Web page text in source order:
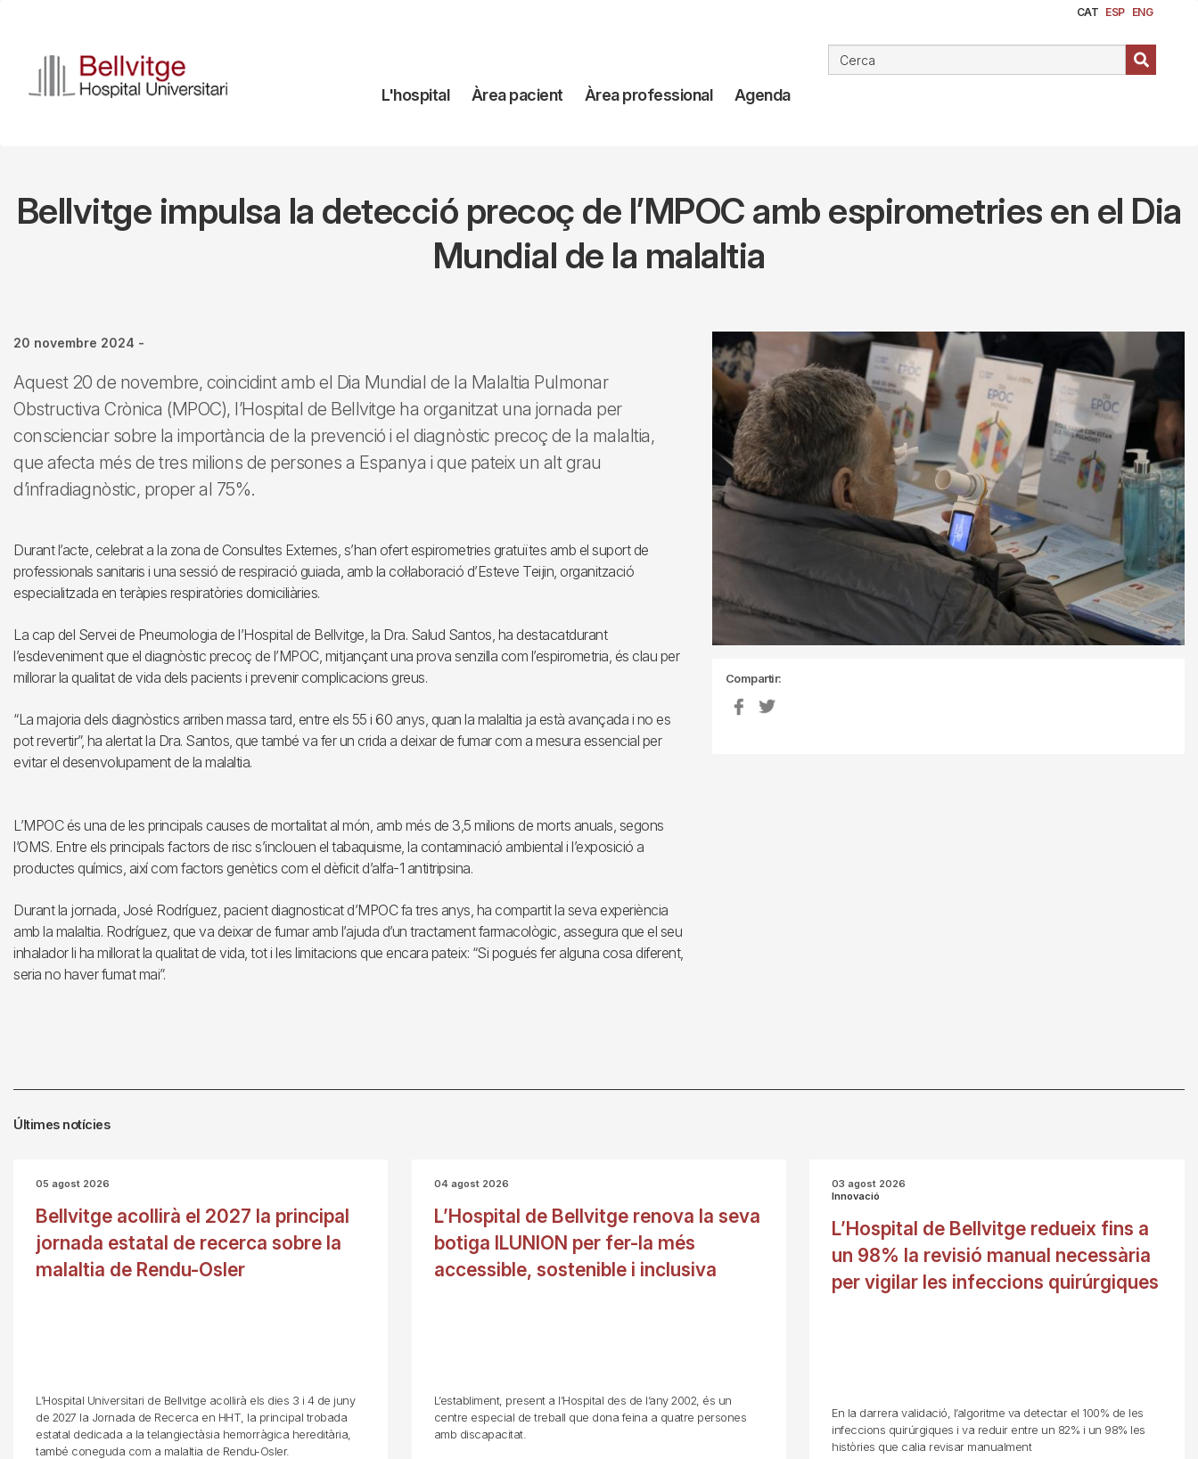
contingut
CAT ESP ENG
Navegación
L'hospital Àrea pacient Àrea professional Agenda
Bellvitge impulsa la detecció precoç de l’MPOC amb espirometries en el Dia
Mundial de la malaltia
20 novembre 2024 -
Aquest 20 de novembre, coincidint amb el Dia Mundial de la Malaltia Pulmonar
Obstructiva Crònica (MPOC), l’Hospital de Bellvitge ha organitzat una jornada per
conscienciar sobre la importància de la prevenció i el diagnòstic precoç de la malaltia,
que afecta més de tres milions de persones a Espanya i que pateix un alt grau
d’infradiagnòstic, proper al 75%.
Durant l’acte, celebrat a la zona de Consultes Externes, s’han ofert espirometries gratuïtes amb el suport de
professionals sanitaris i una sessió de respiració guiada, amb la col·laboració d’Esteve Teijin, organització
especialitzada en teràpies respiratòries domiciliàries.
La cap del Servei de Pneumologia de l’Hospital de Bellvitge, la Dra. Salud Santos, ha destacatdurant
l’esdeveniment que el diagnòstic precoç de l’MPOC, mitjançant una prova senzilla com l’espirometria, és clau per
millorar la qualitat de vida dels pacients i prevenir complicacions greus.
“La majoria dels diagnòstics arriben massa tard, entre els 55 i 60 anys, quan la malaltia ja està avançada i no es
pot revertir”, ha alertat la Dra. Santos, que també va fer un crida a deixar de fumar com a mesura essencial per
evitar el desenvolupament de la malaltia.
L’MPOC és una de les principals causes de mortalitat al món, amb més de 3,5 milions de morts anuals, segons
l’OMS. Entre els principals factors de risc s’inclouen el tabaquisme, la contaminació ambiental i l’exposició a
productes químics, així com factors genètics com el dèficit d’alfa-1 antitripsina.
Durant la jornada, José Rodríguez, pacient diagnosticat d’MPOC fa tres anys, ha compartit la seva experiència
amb la malaltia. Rodríguez, que va deixar de fumar amb l’ajuda d’un tractament farmacològic, assegura que el seu
inhalador li ha millorat la qualitat de vida, tot i les limitacions que encara pateix: “Si pogués fer alguna cosa diferent,
seria no haver fumat mai”.
Compartir:
Últimes notícies
05 agost 2026
Bellvitge acollirà el 2027 la principal
jornada estatal de recerca sobre la
malaltia de Rendu-Osler
L’Hospital Universitari de Bellvitge acollirà els dies 3 i 4 de juny
de 2027 la Jornada de Recerca en HHT, la principal trobada
estatal dedicada a la telangiectàsia hemorràgica hereditària,
també coneguda com a malaltia de Rendu-Osler.
04 agost 2026
L’Hospital de Bellvitge renova la seva
botiga ILUNION per fer-la més
accessible, sostenible i inclusiva
L’establiment, present a l’Hospital des de l’any 2002, és un
centre especial de treball que dona feina a quatre persones
amb discapacitat.
03 agost 2026
Innovació
L’Hospital de Bellvitge redueix fins a
un 98% la revisió manual necessària
per vigilar les infeccions quirúrgiques
En la darrera validació, l’algoritme va detectar el 100% de les
infeccions quirúrgiques i va reduir entre un 82% i un 98% les
històries que calia revisar manualment